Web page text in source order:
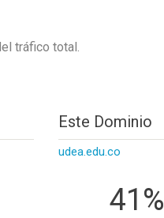
tráfico total.
Este Dominio
udea.edu.co
41%